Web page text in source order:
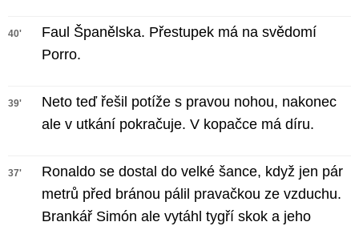
40'
Faul Španělska. Přestupek má na svědomí
Porro.
39'
Neto teď řešil potíže s pravou nohou, nakonec
ale v utkání pokračuje. V kopačce má díru.
37'
Ronaldo se dostal do velké šance, když jen pár
metrů před bránou pálil pravačkou ze vzduchu.
Brankář Simón ale vytáhl tygří skok a jeho